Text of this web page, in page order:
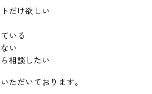
だけ欲しい
いる
い
相談したい
ただいております。